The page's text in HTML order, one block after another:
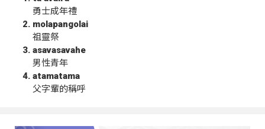
勇士成年禮
molapangolai
祖靈祭
asavasavahe
男性青年
atamatama
父字輩的稱呼